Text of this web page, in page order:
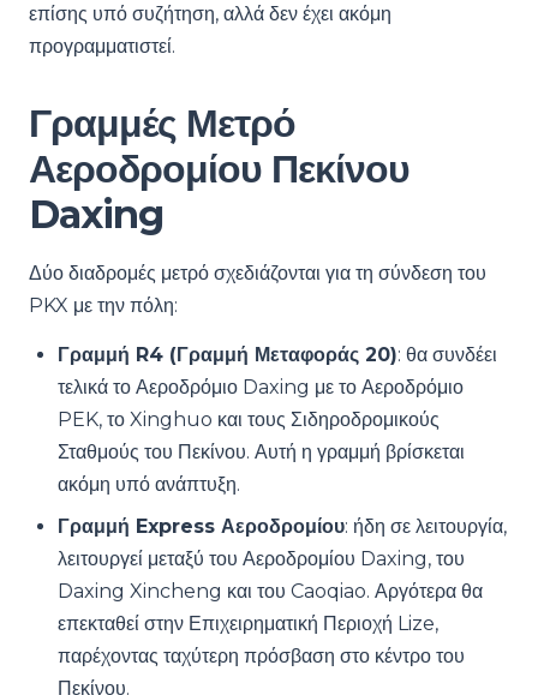
επίσης υπό συζήτηση, αλλά δεν έχει ακόμη
προγραμματιστεί.
Γραμμές Μετρό
Αεροδρομίου Πεκίνου
Daxing
Δύο διαδρομές μετρό σχεδιάζονται για τη σύνδεση του
PKX με την πόλη:
Γραμμή R4 (Γραμμή Μεταφοράς 20): θα συνδέει
τελικά το Αεροδρόμιο Daxing με το Αεροδρόμιο
PEK, το Xinghuo και τους Σιδηροδρομικούς
Σταθμούς του Πεκίνου. Αυτή η γραμμή βρίσκεται
ακόμη υπό ανάπτυξη.
Γραμμή Express Αεροδρομίου: ήδη σε λειτουργία,
λειτουργεί μεταξύ του Αεροδρομίου Daxing, του
Daxing Xincheng και του Caoqiao. Αργότερα θα
επεκταθεί στην Επιχειρηματική Περιοχή Lize,
παρέχοντας ταχύτερη πρόσβαση στο κέντρο του
Πεκίνου.